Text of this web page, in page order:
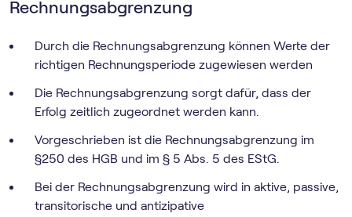
Rechnungsabgrenzung
Durch die Rechnungsabgrenzung können Werte der
richtigen Rechnungsperiode zugewiesen werden
Die Rechnungsabgrenzung sorgt dafür, dass der
Erfolg zeitlich zugeordnet werden kann.
Vorgeschrieben ist die Rechnungsabgrenzung im
§250 des HGB und im § 5 Abs. 5 des EStG.
Bei der Rechnungsabgrenzung wird in aktive, passive,
transitorische und antizipative